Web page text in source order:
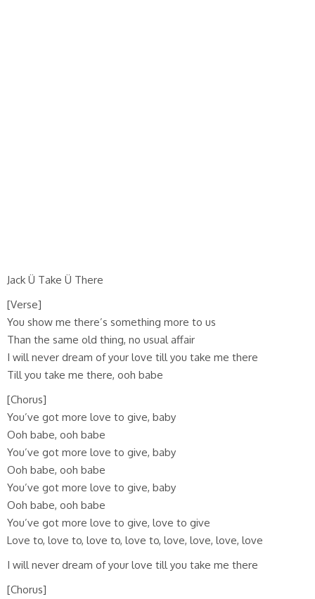
Jack Ü Take Ü There
[Verse]
You show me there’s something more to us
Than the same old thing, no usual affair
I will never dream of your love till you take me there
Till you take me there, ooh babe
[Chorus]
You’ve got more love to give, baby
Ooh babe, ooh babe
You’ve got more love to give, baby
Ooh babe, ooh babe
You’ve got more love to give, baby
Ooh babe, ooh babe
You’ve got more love to give, love to give
Love to, love to, love to, love to, love, love, love, love
I will never dream of your love till you take me there
[Chorus]